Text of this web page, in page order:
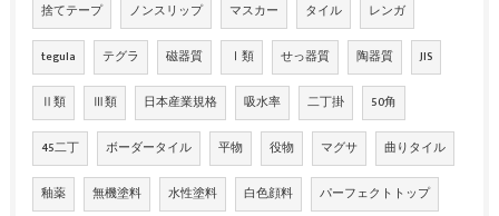
捨てテープ ノンスリップ マスカー タイル レンガ
tegula テグラ 磁器質 Ⅰ類 せっ器質 陶器質 JIS
Ⅱ類 Ⅲ類 日本産業規格 吸水率 二丁掛 50角
45二丁 ボーダータイル 平物 役物 マグサ 曲りタイル
釉薬 無機塗料 水性塗料 白色顔料 パーフェクトトップ